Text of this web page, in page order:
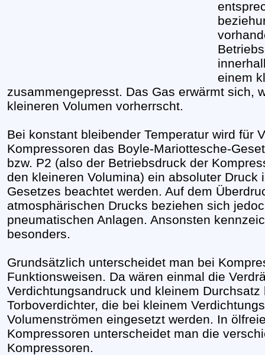
einem
zusammengepresst. Das Gas erwärmt sich,
kleineren Volumen vorherrscht.
Bei konstant bleibender Temperatur wird für
Kompressoren das Boyle-Mariottesche-
bzw. P2 (also der Betriebsdruck der
den kleineren Volumina) ein absoluter Druck
Gesetzes beachtet werden. Auf dem
atmosphärischen Drucks beziehen sich
pneumatischen Anlagen. Ansonsten
besonders.
Grundsätzlich unterscheidet man bei
Funktionsweisen. Da wären einmal die
Verdichtungsandruck und kleinem
Torboverdichter, die bei kleinem
Volumenströmen eingesetzt werden. In
Kompressoren unterscheidet man die
Kompressoren.